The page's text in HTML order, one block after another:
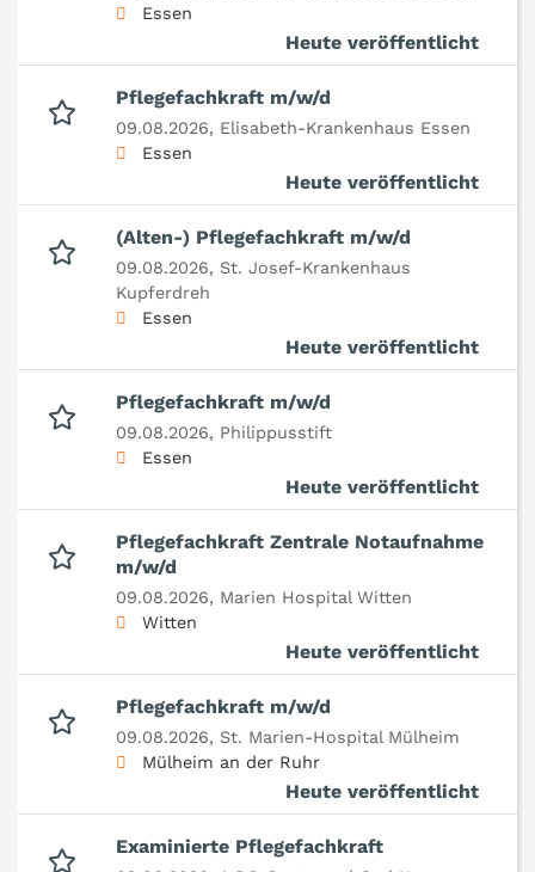
Essen
Heute veröffentlicht
Pflegefachkraft m/w/d
09.08.2026, Elisabeth-Krankenhaus Essen
Essen
Heute veröffentlicht
(Alten-) Pflegefachkraft m/w/d
09.08.2026, St. Josef-Krankenhaus
Kupferdreh
Essen
Heute veröffentlicht
Pflegefachkraft m/w/d
09.08.2026, Philippusstift
Essen
Heute veröffentlicht
Pflegefachkraft Zentrale Notaufnahme
m/w/d
09.08.2026, Marien Hospital Witten
Witten
Heute veröffentlicht
Pflegefachkraft m/w/d
09.08.2026, St. Marien-Hospital Mülheim
Mülheim an der Ruhr
Heute veröffentlicht
Examinierte Pflegefachkraft